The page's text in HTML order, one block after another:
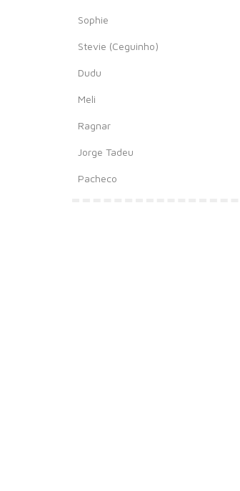
Sophie
Stevie (Ceguinho)
Dudu
Meli
Ragnar
Jorge Tadeu
Pacheco